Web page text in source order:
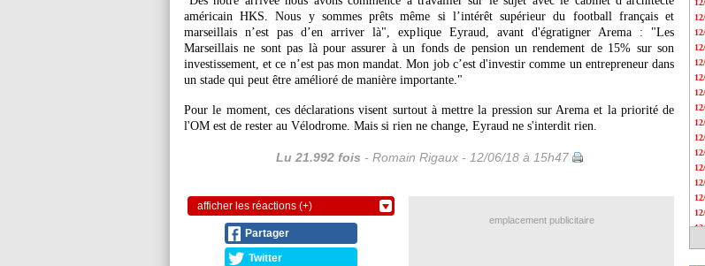
américain HKS. Nous y sommes prêts même si l’intérêt supérieur du football français et
marseillais n’est pas d’en arriver là", explique Eyraud, avant d'égratigner Arema : "Les
Marseillais ne sont pas là pour assurer à un fonds de pension un rendement de 15% sur son
investissement, et ce n’est pas mon mandat. Mon job c’est d'investir comme un entrepreneur dans
un stade qui peut être amélioré de manière importante."
Pour le moment, ces déclarations visent surtout à mettre la pression sur Arema et la priorité de
l'OM est de rester au Vélodrome. Mais si rien ne change, Eyraud ne s'interdit rien.
Lu 21.992 fois - Romain Rigaux - 12/06/18 à 15h47
afficher les réactions (+)
Partager
Twitter
emplacement publicitaire